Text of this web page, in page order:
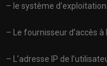
– le système
– Le fournisseur d’accès
– L’adresse IP de